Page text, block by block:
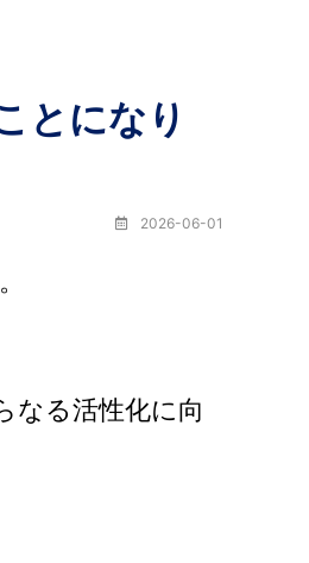
とになり
2026-06-01
なる活性化に向